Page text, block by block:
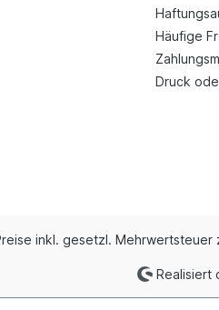
Häufige
Druck
inkl. gesetzl. Mehrwertsteuer
Realisiert